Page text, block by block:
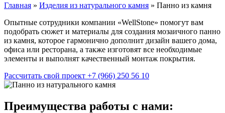
Главная » Изделия из натурального камня » Панно из камня
Опытные сотрудники компании «WellStone» помогут вам
подобрать сюжет и материалы для создания мозаичного панно
из камня, которое гармонично дополнит дизайн вашего дома,
офиса или ресторана, а также изготовят все необходимые
элементы и выполнят качественный монтаж покрытия.
Рассчитать свой проект +7 (966) 250 56 10
Преимущества работы с нами: